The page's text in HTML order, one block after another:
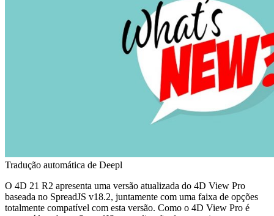
Tradução automática de Deepl
O 4D 21 R2 apresenta uma versão atualizada do 4D View Pro
baseada no SpreadJS v18.2, juntamente com uma faixa de opções
totalmente compatível com esta versão. Como o 4D View Pro é